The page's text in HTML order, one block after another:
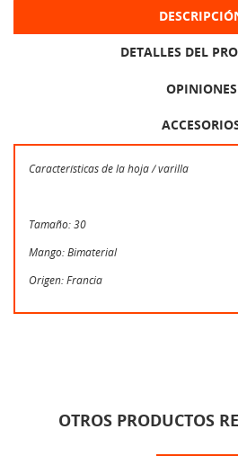
DETALLES DEL
OPINIONES
Características de la hoja / varilla
Tamaño: 30
Mango: Bimaterial
Origen: Francia
OTROS PRODUCTOS